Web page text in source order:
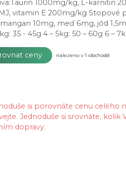
1000mg/kg, L-karnitin
vitamin E 200mg/kg Stopové
10mg, meď 6mg, jód
35 - 45g 4 – 5kg: 50 – 60g 6 –
ceny nalezeno v 1 obchodě
si porovnáte cenu celého
Jednoduše si srovnáte, kolik
dopravy.